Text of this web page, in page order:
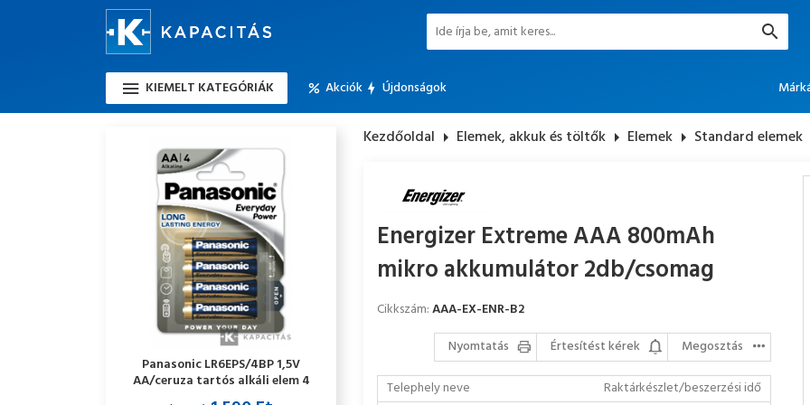
KIEMELT KATEGÓRIÁK Akciók Újdonságok
Panasonic LR6EPS/4BP 1,5V
AA/ceruza tartós alkáli elem 4
db/csomag
Kezdőoldal arrow_right Elemek, akkuk és töltők arrow_right Elemek arrow_right Standard elemek
Energizer Extreme AAA 800mAh
mikro akkumulátor 2db/csomag
Cikkszám:AAA-EX-ENR-B2
Nyomtatás
Értesítést kérek
Megosztás
Telephely neve
Raktárkészlet/beszerzési idő